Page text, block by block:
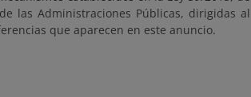
las Administraciones Públicas, dirigidas al
que aparecen en este anuncio.